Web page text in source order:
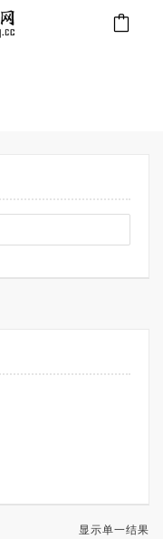
显示单一结果